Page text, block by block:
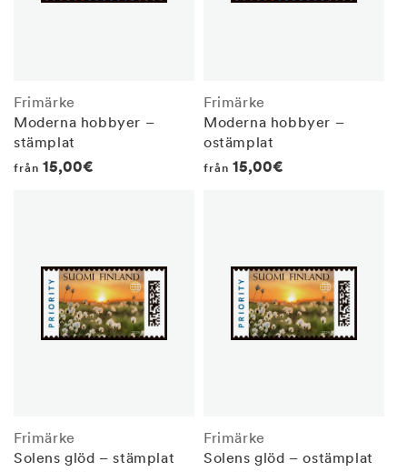
Frimärke
Moderna hobbyer –
stämplat
Regular
från 15,00€
Frimärke
Moderna hobbyer –
ostämplat
Regular
från 15,00€
Frimärke
Solens glöd – stämplat
Frimärke
Solens glöd – ostämplat